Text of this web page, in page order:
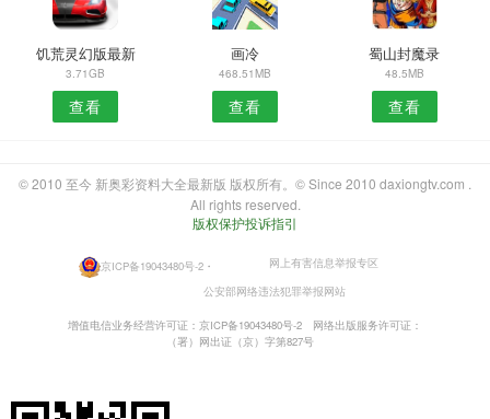
饥荒灵幻版最新
3.71GB
查看
画冷
468.51MB
查看
蜀山封魔录
48.5MB
查看
© 2010 至今 新奥彩资料大全最新版 版权所有。© Since 2010 daxiongtv.com .
All rights reserved.
版权保护投诉指引
京ICP备19043480号-2 ・
网上有害信息举报专区
公安部网络违法犯罪举报网站
增值电信业务经营许可证：京ICP备19043480号-2
网络出版服务许可证：
（署）网出证（京）字第827号